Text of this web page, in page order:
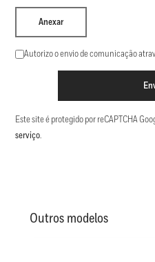
Anexar
Autorizo o envio de comunicação
Este site é protegido por reCAPTCHA
serviço.
Outros modelos